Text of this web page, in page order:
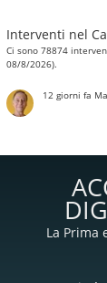
Interventi nel
Ci sono 78874
08/8/2026).
12 giorni fa
La Prima